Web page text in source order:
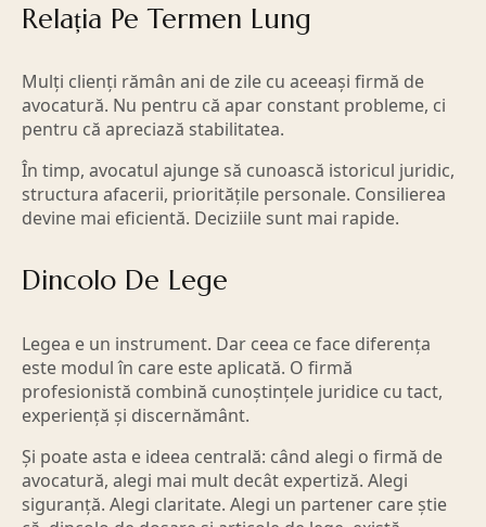
Relația Pe Termen Lung
Mulți clienți rămân ani de zile cu aceeași firmă de
avocatură. Nu pentru că apar constant probleme, ci
pentru că apreciază stabilitatea.
În timp, avocatul ajunge să cunoască istoricul juridic,
structura afacerii, prioritățile personale. Consilierea
devine mai eficientă. Deciziile sunt mai rapide.
Dincolo De Lege
Legea e un instrument. Dar ceea ce face diferența
este modul în care este aplicată. O firmă
profesionistă combină cunoștințele juridice cu tact,
experiență și discernământ.
Și poate asta e ideea centrală: când alegi o firmă de
avocatură, alegi mai mult decât expertiză. Alegi
siguranță. Alegi claritate. Alegi un partener care știe